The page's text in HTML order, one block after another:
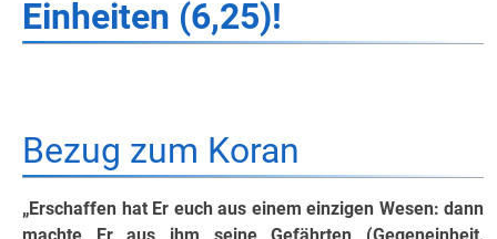
Einheiten (6,25)!
Bezug zum Koran
„Erschaffen hat Er euch aus einem einzigen Wesen: dann